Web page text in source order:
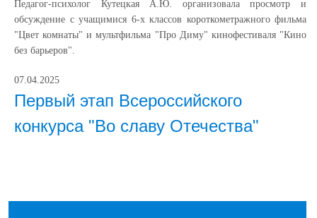
Педагог-психолог Кутецкая А.Ю. организовала просмотр и
обсуждение с учащимися 6-х классов короткометражного фильма
"Цвет комнаты" и мультфильма "Про Диму" кинофестиваля "Кино
без барьеров".
07.04.2025
Первый этап Всероссийского
конкурса "Во славу Отечества"